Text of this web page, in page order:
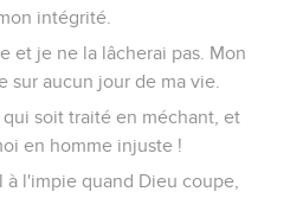
intégrité.
et je ne la lâcherai pas. Mon
aucun jour de ma vie.
soit traité en méchant, et
en homme injuste !
l'impie quand Dieu coupe,